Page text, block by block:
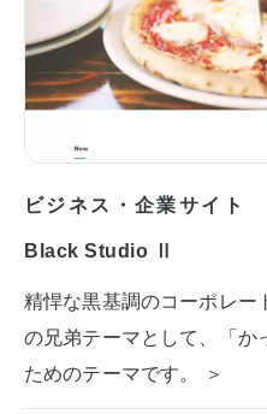
ビジネス・企業サイト
Black Studio Ⅱ
精悍な黒基調のコーポレ
の兄弟テーマとして、「
ためのテーマです。 ＞